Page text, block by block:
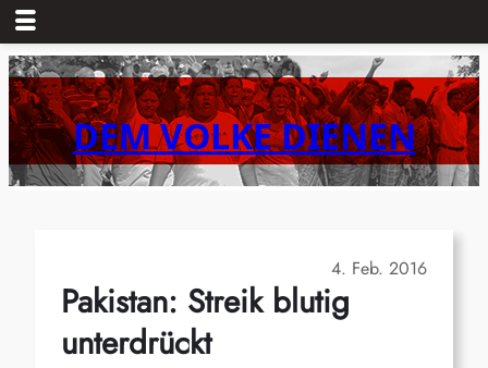
Zum
Inhalt
springenDEM VOLKE DIENEN
4. Feb. 2016
Pakistan: Streik blutig
unterdrückt